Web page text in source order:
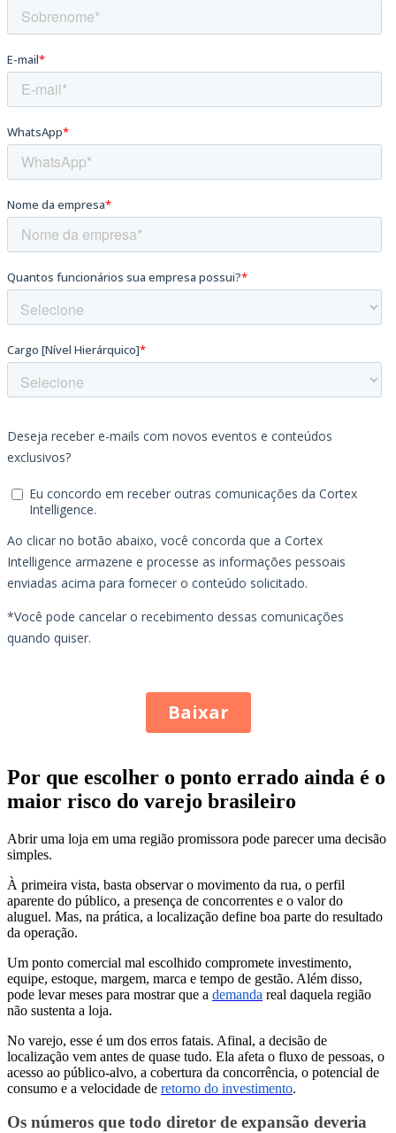
Por que escolher o ponto errado ainda é o
maior risco do varejo brasileiro
Abrir uma loja em uma região promissora pode parecer uma decisão
simples.
À primeira vista, basta observar o movimento da rua, o perfil
aparente do público, a presença de concorrentes e o valor do
aluguel. Mas, na prática, a localização define boa parte do resultado
da operação.
Um ponto comercial mal escolhido compromete investimento,
equipe, estoque, margem, marca e tempo de gestão. Além disso,
pode levar meses para mostrar que a demanda real daquela região
não sustenta a loja.
No varejo, esse é um dos erros fatais. Afinal, a decisão de
localização vem antes de quase tudo. Ela afeta o fluxo de pessoas, o
acesso ao público-alvo, a cobertura da concorrência, o potencial de
consumo e a velocidade de retorno do investimento.
Os números que todo diretor de expansão deveria